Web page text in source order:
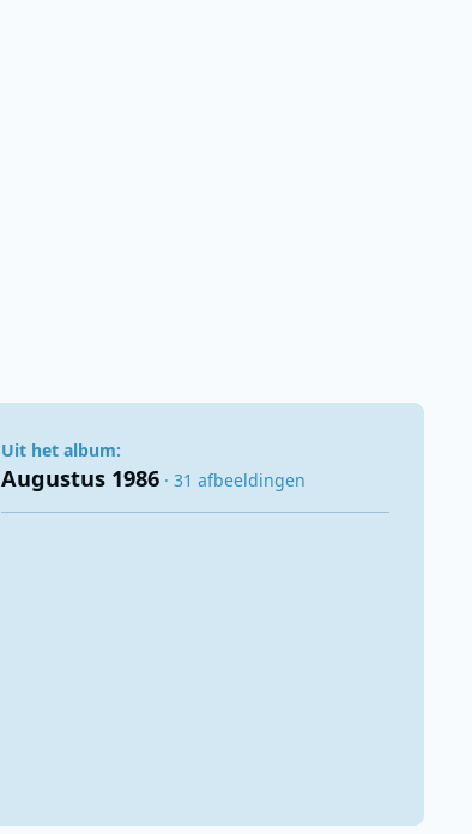
Uit het album:
Augustus 1986 · 31 afbeeldingen